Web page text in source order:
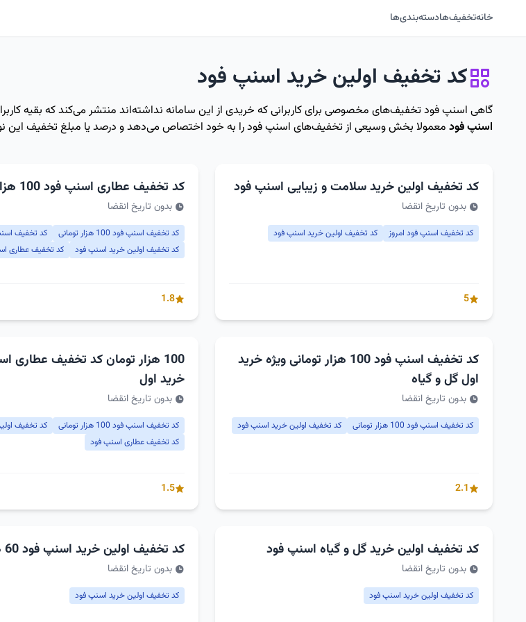
خانهتخفیف‌هادسته‌بندی‌ها
کد تخفیف اولین خرید اسنپ فود
گاهی اسنپ فود تخفیف‌های مخصوصی برای کاربرانی که خریدی از این سامانه نداشته‌اند منتشر می‌کند که بقیه
اسنپ فود معمولا بخش وسیعی از تخفیف‌های اسنپ فود را به خود اختصاص می‌دهد و درصد یا مبلغ تخفیف این
کد تخفیف اولین خرید سلامت و زیبایی اسنپ فود
بدون تاریخ انقضا
کد تخفیف اسنپ فود امروز کد تخفیف اولین خرید اسنپ فود
5
کد تخفیف عطاری اسنپ فود 100 هزار تومانی
بدون تاریخ انقضا
کد تخفیف اسنپ فود 100 هزار تومانی
کد تخفیف
کد تخفیف اولین خرید اسنپ فود
کد تخفیف عطاری
1.8
کد تخفیف اسنپ فود 100 هزار تومانی ویژه خرید
اول گل و گیاه
بدون تاریخ انقضا
کد تخفیف اسنپ فود 100 هزار تومانی کد تخفیف اولین خرید اسنپ فود
2.1
100 هزار تومان کد تخفیف عطاری
خرید اول
بدون تاریخ انقضا
کد تخفیف اسنپ فود 100 هزار تومانی
کد تخفیف
کد تخفیف عطاری اسنپ فود
1.5
کد تخفیف اولین خرید گل و گیاه اسنپ فود
بدون تاریخ انقضا
کد تخفیف اولین خرید اسنپ فود
کد تخفیف اولین خرید اسنپ فود 60 هزار تومانی
بدون تاریخ انقضا
کد تخفیف اولین خرید اسنپ فود